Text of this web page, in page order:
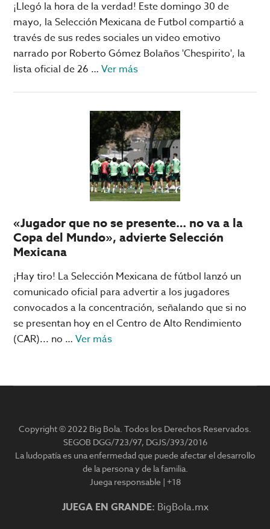
¡Llegó la hora de la verdad! Este domingo 30 de
mayo, la Selección Mexicana de Futbol compartió a
través de sus redes sociales un video emotivo
narrado por Roberto Gómez Bolaños 'Chespirito', la
lista oficial de 26 …Ver másacerca
lanza
LISTA
OFICIAL
para
el
Mundial
«Jugador que no se presente… no va a la
Copa del Mundo», advierte Selección
Mexicana
¡Hay tiro! La Selección Mexicana de fútbol lanzó un
comunicado oficial para advertir a los jugadores
convocados a la concentración, señalando que si no
se presentan hoy en el Centro de Alto Rendimiento
(CAR)... no …Ver másacerca
que
presente…
no
a
Copa
Copyright © 2022 Big Bola. Todos los Derechos Reservados.
SEGOB DGG/723/97, DGJS/393/2016
La ludopatía es una enfermedad que puede afectar el desarrollo
de la persona y de la familia.
Juega responsable | +18
JUEGA EN GRANDE: BigBola.mx